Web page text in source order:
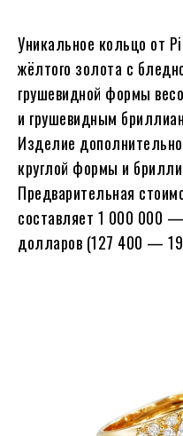
Уникальное кольцо от
жёлтого золота с
грушевидной формы
и грушевидным
Изделие
круглой формы и
Предварительная
составляет 1 000 000
долларов (127 400 —